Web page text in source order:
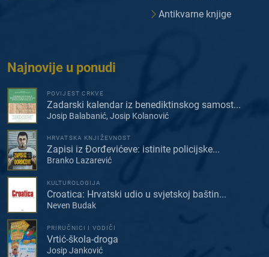
Antikvarne knjige
Najnovije u ponudi
POVIJEST CRKVE
Zadarski kalendar iz benediktinskog samost...
Josip Balabanić, Josip Kolanović
HRVATSKA KNJIŽEVNOST
Zapisi iz Đorđevićeve: istinite policijske...
Branko Lazarević
KULTUROLOGIJA
Croatica: Hrvatski udio u svjetskoj baštin...
Neven Budak
PRIRUČNICI I VODIČI
Vrtić-škola-droga
Josip Janković